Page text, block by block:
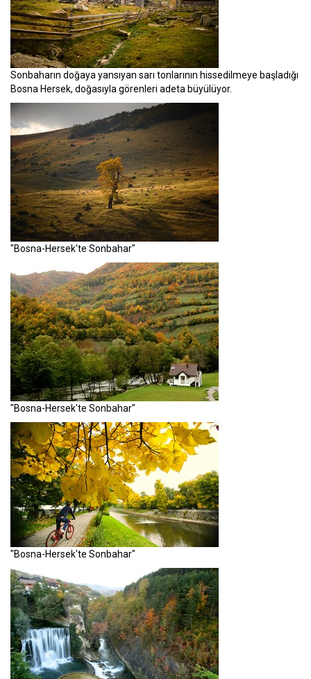
Sonbaharın doğaya yansıyan sarı tonlarının hissedilmeye başladığı
Bosna Hersek, doğasıyla görenleri adeta büyülüyor.
"Bosna-Hersek'te Sonbahar"
"Bosna-Hersek'te Sonbahar"
"Bosna-Hersek'te Sonbahar"